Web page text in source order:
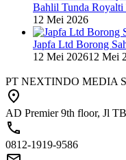
Bahlil Tunda Royalti
12 Mei 2026
Japfa Ltd Borong
12 Mei 202612 Mei
PT NEXTINDO MEDIA
AD Premier 9th floor, Jl
0812-1919-9586